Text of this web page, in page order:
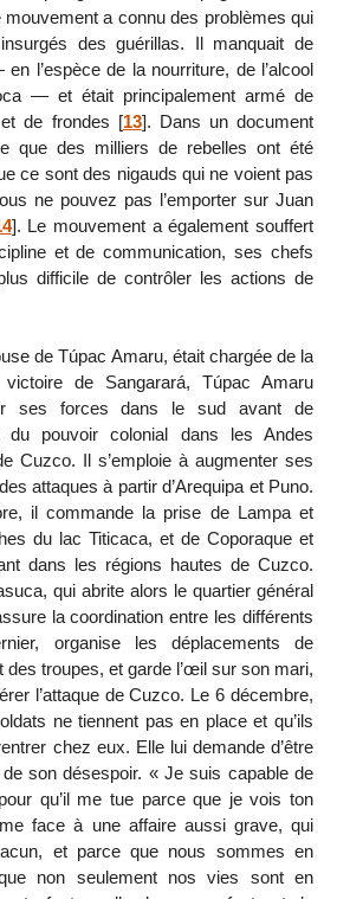
mouvement a connu des problèmes qui
des guérillas. Il manquait de
l’espèce de la nourriture, de l’alcool
— et était principalement armé de
de frondes [13]. Dans un document
que des milliers de rebelles ont été
ce sont des nigauds qui ne voient pas
ne pouvez pas l’emporter sur Juan
]. Le mouvement a également souffert
et de communication, ses chefs
difficile de contrôler les actions de
de Túpac Amaru, était chargée de la
de Sangarará, Túpac Amaru
ses forces dans le sud avant de
du pouvoir colonial dans les Andes
Cuzco. Il s’emploie à augmenter ses
attaques à partir d’Arequipa et Puno.
il commande la prise de Lampa et
du lac Titicaca, et de Coporaque et
dans les régions hautes de Cuzco.
qui abrite alors le quartier général
la coordination entre les différents
organise les déplacements de
des troupes, et garde l’œil sur son mari,
l’attaque de Cuzco. Le 6 décembre,
ne tiennent pas en place et qu’ils
chez eux. Elle lui demande d’être
son désespoir. « Je suis capable de
qu’il me tue parce que je vois ton
face à une affaire aussi grave, qui
et parce que nous sommes en
non seulement nos vies sont en